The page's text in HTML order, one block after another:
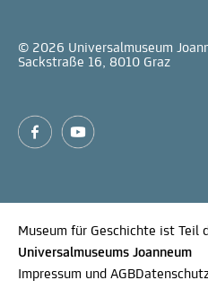
© 2026 Universalmuseum
Sackstraße 16, 8010 Graz
Museum für Geschichte ist Teil
Universalmuseums Joanneum
Impressum und AGB